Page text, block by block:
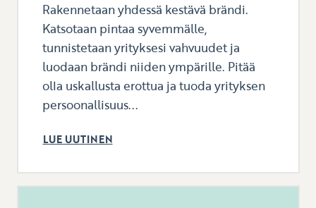
Rakennetaan yhdessä kestävä brändi.
Katsotaan pintaa syvemmälle,
tunnistetaan yrityksesi vahvuudet ja
luodaan brändi niiden ympärille. Pitää
olla uskallusta erottua ja tuoda yrityksen
persoonallisuus...
LUE UUTINEN